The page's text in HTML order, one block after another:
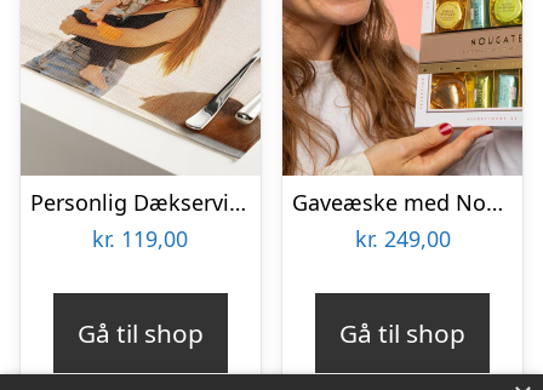
Personlig Dækserviet med Billede
kr. 119,00
Gå til shop
Gaveæske med Nougat – Niederegger
kr. 249,00
Gå til shop